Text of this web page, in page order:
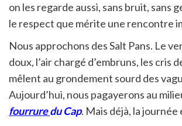
on les regarde aussi, sans bruit, sans
le respect que mérite une rencontre
Nous approchons des Salt Pans. Le
doux, l’air chargé d’embruns, les cris
mêlent au grondement sourd des
Aujourd’hui, nous pagayerons au
fourruredu Cap. Mais déjà, la journée